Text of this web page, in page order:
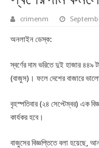
crimenm
অনলাইন ডেস্ক:
স্বর্ণের দাম ভরিতে দুই হাজার ৪৪৯
(বাজুস)। ফলে দেশের বাজারে ভালো
বৃহস্পতিবার (২৪ সেপ্টেম্বর) এক
কার্যকর হবে।
বাজুসের বিজ্ঞপ্তিতে বলা হয়েছে,